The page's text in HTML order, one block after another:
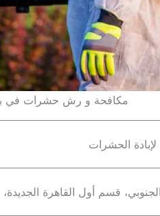
مكافحة و رش حشرات في
الحشرات
قسم أول القاهرة الجديدة،